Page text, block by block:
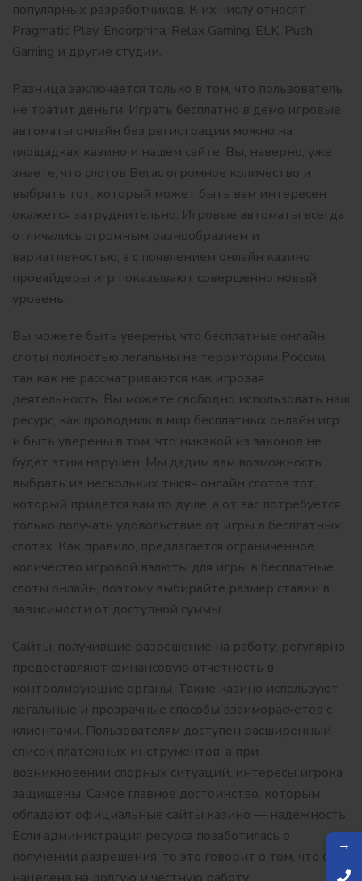
популярных разработчиков. К их числу относят
Pragmatic Play, Endorphina, Relax Gaming, ELK, Push
Gaming и другие студии.
Разница заключается только в том, что пользователь
не тратит деньги. Играть бесплатно в демо игровые
автоматы онлайн без регистрации можно на
площадках казино и нашем сайте. Вы, наверно, уже
знаете, что слотов Вегас огромное количество и
выбрать тот, который может быть вам интересен
окажется затруднительно. Игровые автоматы всегда
отличались огромным разнообразием и
вариативностью, а с появлением онлайн казино
провайдеры игр показывают совершенно новый
уровень.
Вы можете быть уверены, что бесплатные онлайн
слоты полностью легальны на территории России,
так как не рассматриваются как игровая
деятельность. Вы можете свободно использовать наш
ресурс, как проводник в мир бесплатных онлайн игр
и быть уверены в том, что никакой из законов не
будет этим нарушен. Мы дадим вам возможность
выбрать из нескольких тысяч онлайн слотов тот,
который придется вам по душе, а от вас потребуется
только получать удовольствие от игры в бесплатных
слотах. Как правило, предлагается ограниченное
количество игровой валюты для игры в бесплатные
слоты онлайн, поэтому выбирайте размер ставки в
зависимости от доступной суммы.
Сайты, получившие разрешение на работу, регулярно
предоставляют финансовую отчетность в
контролирующие органы. Такие казино используют
легальные и прозрачные способы взаиморасчетов с
клиентами. Пользователям доступен расширенный
список платежных инструментов, а при
возникновении спорных ситуаций, интересы игрока
защищены. Самое главное достоинство, которым
обладают официальные сайты казино — надежность.
Если администрация ресурса позаботилась о
получении разрешения, то это говорит о том, что она
→